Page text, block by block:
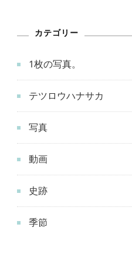
カテゴリー
1枚の写真。
テツロウハナサカ
写真
動画
史跡
季節